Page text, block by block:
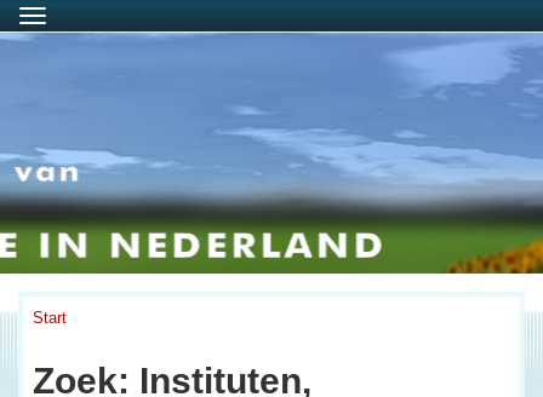
Menu
Start
Zoek: Instituten,